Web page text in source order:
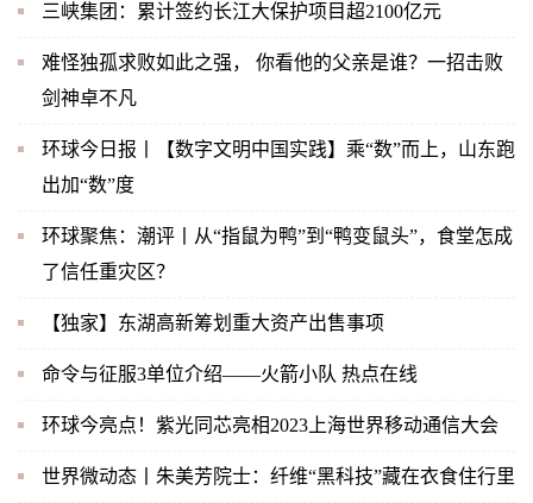
三峡集团：累计签约长江大保护项目超2100亿元
难怪独孤求败如此之强， 你看他的父亲是谁？一招击败
剑神卓不凡
环球今日报丨【数字文明中国实践】乘“数”而上，山东跑
出加“数”度
环球聚焦：潮评丨从“指鼠为鸭”到“鸭变鼠头”，食堂怎成
了信任重灾区？
【独家】东湖高新筹划重大资产出售事项
命令与征服3单位介绍——火箭小队 热点在线
环球今亮点！紫光同芯亮相2023上海世界移动通信大会
世界微动态丨朱美芳院士：纤维“黑科技”藏在衣食住行里